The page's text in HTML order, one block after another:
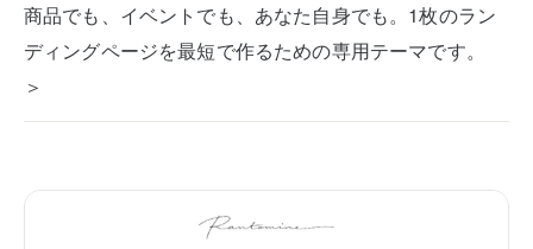
商品でも、イベントでも、あなた自身でも。1枚のラン
ディングページを最短で作るための専用テーマです。
＞